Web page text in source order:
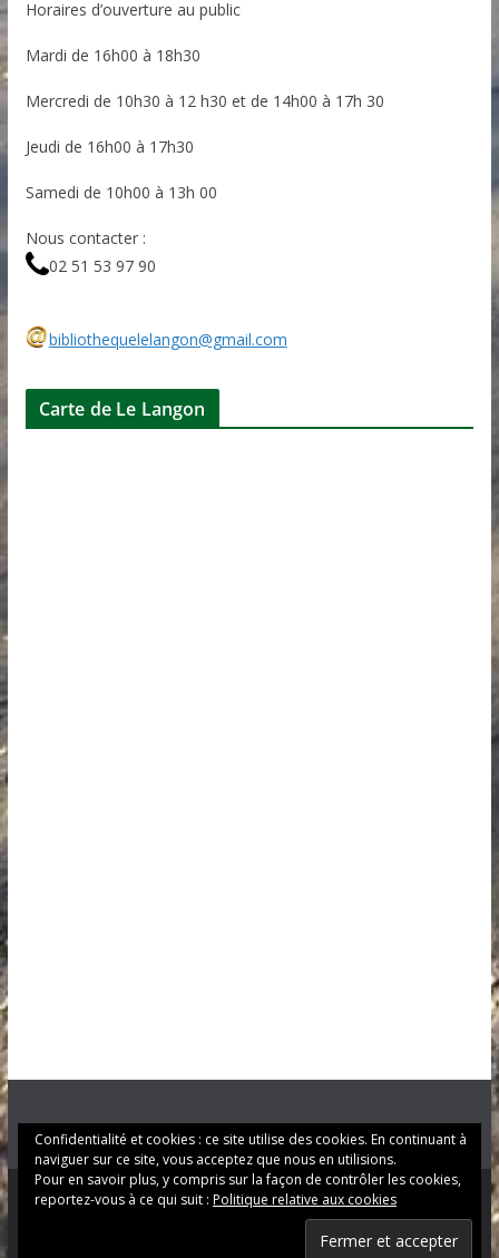
Horaires d’ouverture au public
Mardi de 16h00 à 18h30
Mercredi de 10h30 à 12 h30 et de 14h00 à 17h 30
Jeudi de 16h00 à 17h30
Samedi de 10h00 à 13h 00
Nous contacter :
02 51 53 97 90
bibliothequelelangon@gmail.com
Carte de Le Langon
. Tous droits réservés.
Confidentialité et cookies : ce site utilise des cookies. En continuant à
naviguer sur ce site, vous acceptez que nous en utilisions.
Pour en savoir plus, y compris sur la façon de contrôler les cookies,
reportez-vous à ce qui suit : Politique relative aux cookies